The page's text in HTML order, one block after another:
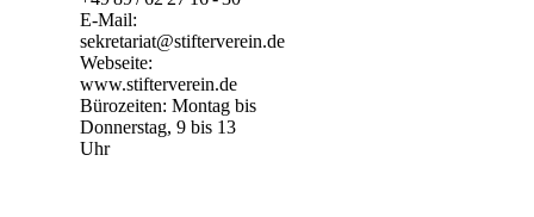
E-Mail:
sekretariat@stifterverein.de
Webseite:
www.stifterverein.de
Bürozeiten: Montag bis
Donnerstag, 9 bis 13
Uhr